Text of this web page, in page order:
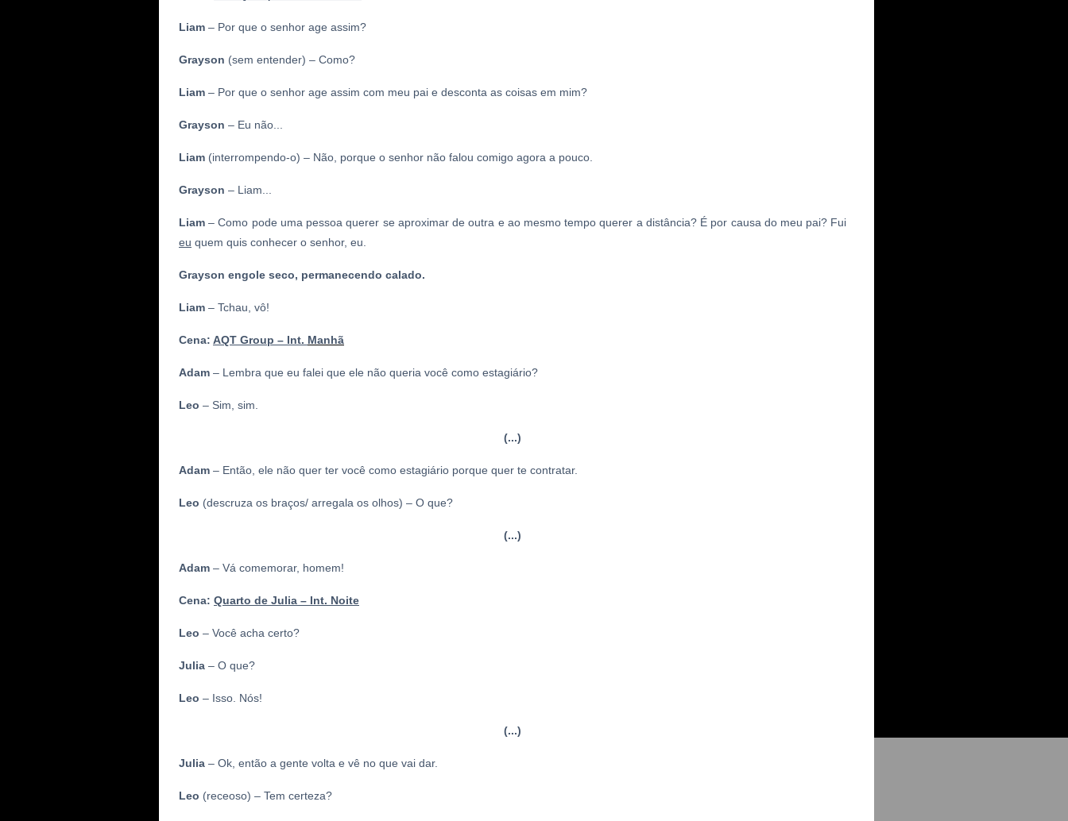
Liam – Por que o senhor age assim?
Grayson (sem entender) – Como?
Liam – Por que o senhor age assim com meu pai e desconta as coisas em mim?
Grayson – Eu não...
Liam (interrompendo-o) – Não, porque o senhor não falou comigo agora a pouco.
Grayson – Liam...
Liam – Como pode uma pessoa querer se aproximar de outra e ao mesmo tempo querer a distância? É por causa do meu pai? Fui
eu quem quis conhecer o senhor, eu.
Grayson engole seco, permanecendo calado.
Liam – Tchau, vô!
Cena: AQT Group – Int. Manhã
Adam – Lembra que eu falei que ele não queria você como estagiário?
Leo – Sim, sim.
(...)
Adam – Então, ele não quer ter você como estagiário porque quer te contratar.
Leo (descruza os braços/ arregala os olhos) – O que?
(...)
Adam – Vá comemorar, homem!
Cena: Quarto de Julia – Int. Noite
Leo – Você acha certo?
Julia – O que?
Leo – Isso. Nós!
(...)
Julia – Ok, então a gente volta e vê no que vai dar.
Leo (receoso) – Tem certeza?